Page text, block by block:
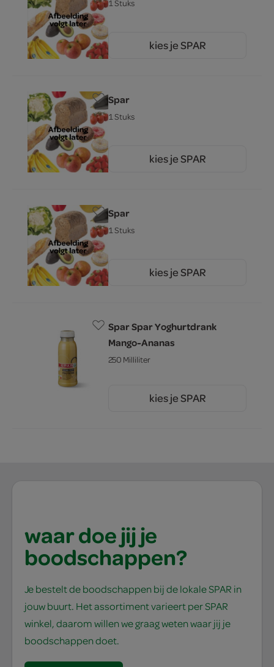
1 Stuks
kies je SPAR
Spar
1 Stuks
kies je SPAR
Spar
1 Stuks
kies je SPAR
Spar Spar Yoghurtdrank
Mango-Ananas
250 Milliliter
kies je SPAR
waar doe jij je
boodschappen?
Je bestelt de boodschappen bij de lokale SPAR in
jouw buurt. Het assortiment varieert per SPAR
winkel, daarom willen we graag weten waar jij je
boodschappen doet.